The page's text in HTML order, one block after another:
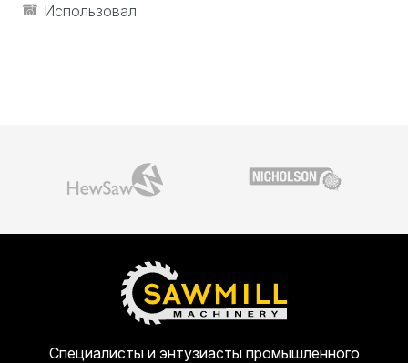
Использовал
Специалисты и энтузиасты промышленного